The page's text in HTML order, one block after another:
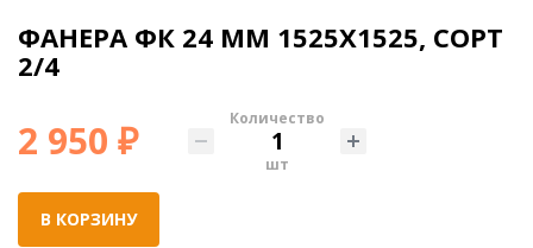
ФАНЕРА ФК 24 ММ 1525X1525, СОРТ
2/4
2 950 ₽ Количество
шт
В КОРЗИНУ